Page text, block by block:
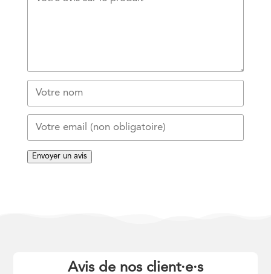
Envoyer un avis
Avis de nos client·e·s